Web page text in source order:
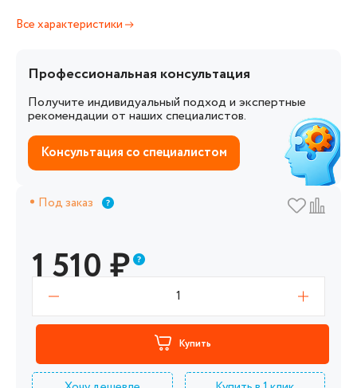
Все характеристики
Профессиональная консультация
Получите индивидуальный подход и экспертные
рекомендации от наших специалистов.
Консультация со специалистом
Под заказ
1 510₽
1
Купить